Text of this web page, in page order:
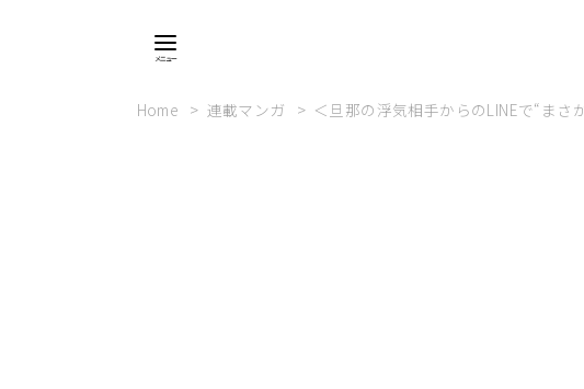
Home 連載マンガ ＜旦那の浮気相手からのLINEで“まさ